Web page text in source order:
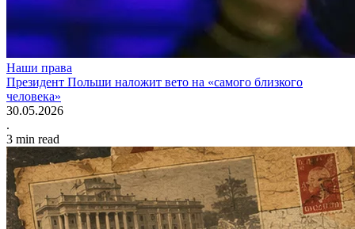
Наши права
Президент Польши наложит вето на «самого близкого
человека»
30.05.2026
.
3 min read